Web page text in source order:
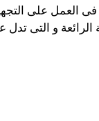
فى العمل على
و التى تدل